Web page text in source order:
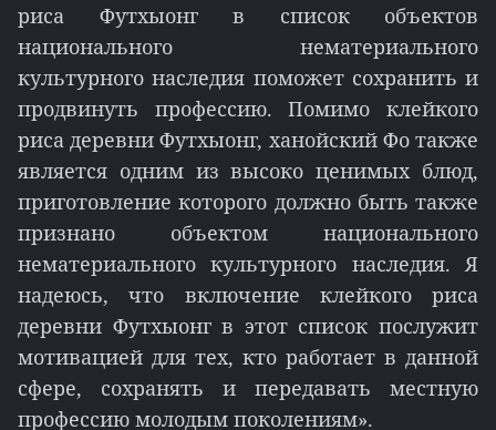
риса Футхыонг в список объектов
национального нематериального
культурного наследия поможет сохранить и
продвинуть профессию. Помимо клейкого
риса деревни Футхыонг, ханойский Фо также
является одним из высоко ценимых блюд,
приготовление которого должно быть также
признано объектом национального
нематериального культурного наследия. Я
надеюсь, что включение клейкого риса
деревни Футхыонг в этот список послужит
мотивацией для тех, кто работает в данной
сфере, сохранять и передавать местную
профессию молодым поколениям».